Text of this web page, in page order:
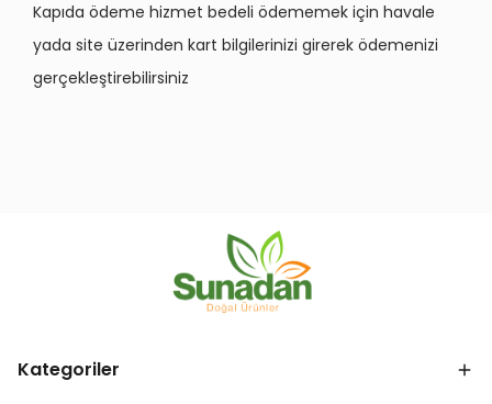
Kapıda ödeme hizmet bedeli ödememek için havale
yada site üzerinden kart bilgilerinizi girerek ödemenizi
gerçekleştirebilirsiniz
Kategoriler